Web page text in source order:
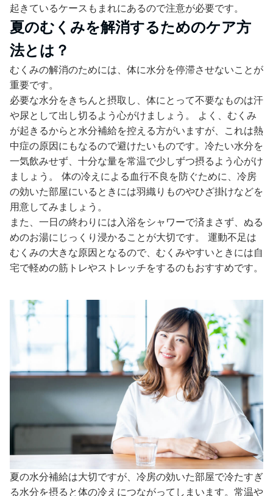
起きているケースもまれにあるので注意が必要です。
夏のむくみを解消するためのケア方
法とは？
むくみの解消のためには、体に水分を停滞させないことが
重要です。
必要な水分をきちんと摂取し、体にとって不要なものは汗
や尿として出し切るよう心がけましょう。 よく、むくみ
が起きるからと水分補給を控える方がいますが、これは熱
中症の原因にもなるので避けたいものです。冷たい水分を
一気飲みせず、十分な量を常温で少しずつ摂るよう心がけ
ましょう。 体の冷えによる血行不良を防ぐために、冷房
の効いた部屋にいるときには羽織りものやひざ掛けなどを
用意してみましょう。
また、一日の終わりには入浴をシャワーで済まさず、ぬる
めのお湯にじっくり浸かることが大切です。 運動不足は
むくみの大きな原因となるので、むくみやすいときには自
宅で軽めの筋トレやストレッチをするのもおすすめです。
夏の水分補給は大切ですが、冷房の効いた部屋で冷たすぎ
る水分を摂ると体の冷えにつながってしまいます。常温や